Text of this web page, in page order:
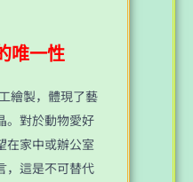
唯一性
繪製，體現了藝
。對於動物愛好
在家中或辦公室
，這是不可替代